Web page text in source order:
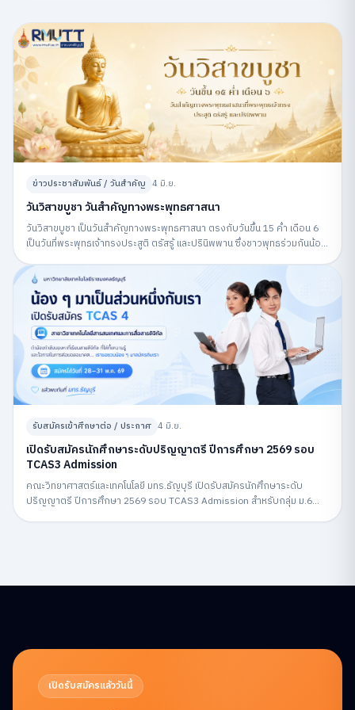
ข่าวประชาสัมพันธ์ / วันสำคัญ 4 มิ.ย.
วันวิสาขบูชา วันสำคัญทางพระพุทธศาสนา
วันวิสาขบูชา เป็นวันสำคัญทางพระพุทธศาสนา ตรงกับวันขึ้น 15 ค่ำ เดือน 6
เป็นวันที่พระพุทธเจ้าทรงประสูติ ตรัสรู้ และปรินิพพาน ซึ่งชาวพุทธร่วมกันน้อม
รับสมัครเข้าศึกษาต่อ / ประกาศ 4 มิ.ย.
เปิดรับสมัครนักศึกษาระดับปริญญาตรี ปีการศึกษา 2569 รอบ
TCAS3 Admission
คณะวิทยาศาสตร์และเทคโนโลยี มทร.ธัญบุรี เปิดรับสมัครนักศึกษาระดับ
ปริญญาตรี ปีการศึกษา 2569 รอบ TCAS3 Admission สำหรับกลุ่ม ม.6
เปิดรับสมัครแล้ววันนี้